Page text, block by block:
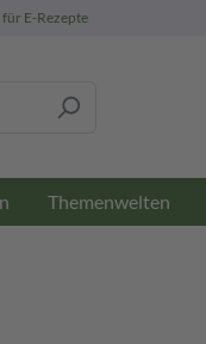
E-Rezepte
Themenwelten